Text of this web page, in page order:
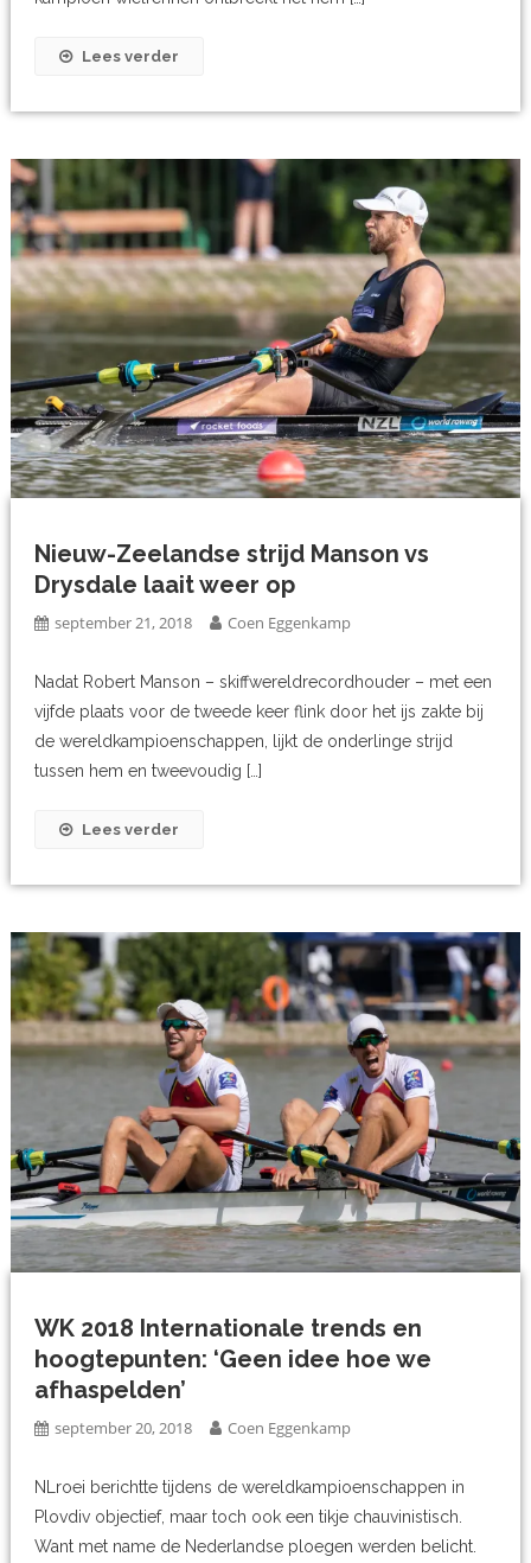
Lees verder
Nieuw-Zeelandse strijd Manson vs
Drysdale laait weer op
september 21, 2018 Coen Eggenkamp
Nadat Robert Manson – skiffwereldrecordhouder – met een
vijfde plaats voor de tweede keer flink door het ijs zakte bij
de wereldkampioenschappen, lijkt de onderlinge strijd
tussen hem en tweevoudig […]
Lees verder
WK 2018 Internationale trends en
hoogtepunten: ‘Geen idee hoe we
afhaspelden’
september 20, 2018 Coen Eggenkamp
NLroei berichtte tijdens de wereldkampioenschappen in
Plovdiv objectief, maar toch ook een tikje chauvinistisch.
Want met name de Nederlandse ploegen werden belicht.